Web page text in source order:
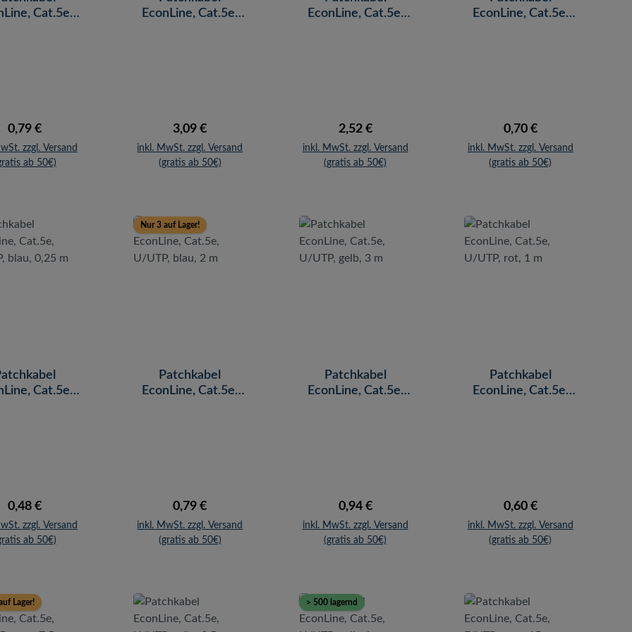
Cat.5e,
Regulärer Preis:
0,79 €
zzgl. Versand
ab 50€)
EconLine, Cat.5e,
Regulärer Preis:
3,09 €
inkl. MwSt. zzgl. Versand
(gratis ab 50€)
EconLine, Cat.5e,
Regulärer Preis:
2,52 €
inkl. MwSt. zzgl. Versand
(gratis ab 50€)
EconLine, Cat.5e,
Regulärer Preis:
0,70 €
inkl. MwSt. zzgl. Versand
(gratis ab 50€)
Cat.5e,
Regulärer Preis:
0,48 €
zzgl. Versand
ab 50€)
Nur 3 auf Lager!
Patchkabel
EconLine, Cat.5e,
Regulärer Preis:
0,79 €
inkl. MwSt. zzgl. Versand
(gratis ab 50€)
Patchkabel
EconLine, Cat.5e,
Regulärer Preis:
0,94 €
inkl. MwSt. zzgl. Versand
(gratis ab 50€)
Patchkabel
EconLine, Cat.5e,
Regulärer Preis:
0,60 €
inkl. MwSt. zzgl. Versand
(gratis ab 50€)
Lager! > 500 lagernd